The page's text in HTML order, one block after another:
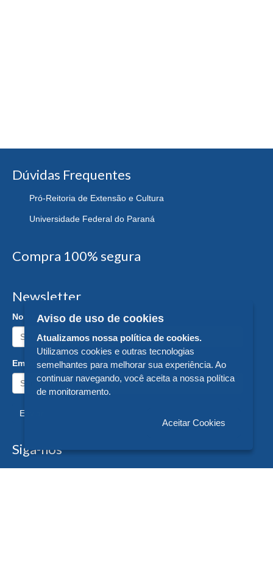
Dúvidas Frequentes
Pró-Reitoria de Extensão e Cultura
Universidade Federal do Paraná
Compra 100% segura
Newsletter
Nome:
Email:
Enviar
Siga-nos
Aviso de uso de cookies
Atualizamos nossa política de cookies.
Utilizamos cookies e outras tecnologias
semelhantes para melhorar sua experiência. Ao
continuar navegando, você aceita a nossa política
de monitoramento.
Aceitar Cookies